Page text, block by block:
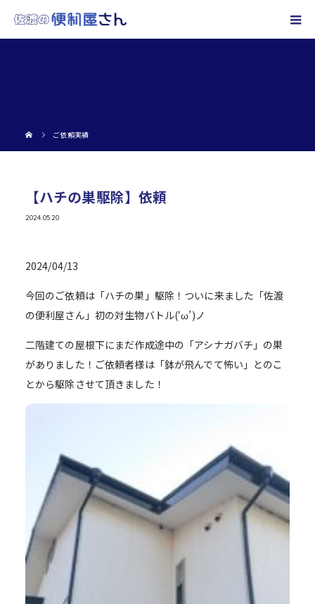
ご依頼実績
【ハチの巣駆除】依頼
2024.05.20
2024/04/13
今回のご依頼は「ハチの巣」駆除！ついに来ました「佐渡
の便利屋さん」初の対生物バトル(‘ω’)ノ
二階建ての屋根下にまだ作成途中の「アシナガバチ」の巣
がありました！ご依頼者様は「鉢が飛んでて怖い」とのこ
とから駆除させて頂きました！